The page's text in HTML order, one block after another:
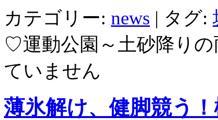
カテゴリー: news | タグ:
♡運動公園～土砂降りの
ていません
薄氷解け、健脚競う